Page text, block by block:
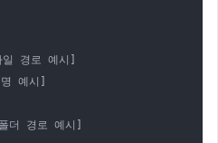
경로 예시]
예시]
경로 예시]